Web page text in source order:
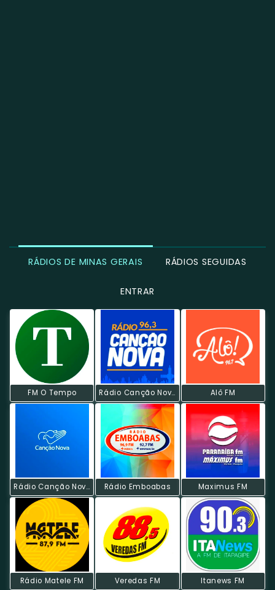
RÁDIOS DE MINAS GERAIS RÁDIOS SEGUIDAS
ENTRAR
FM O Tempo Rádio Canção Nova FM Alô FM
Rádio Canção Nova Rádio Emboabas Maximus FM
Rádio Matele FM Veredas FM Itanews FM